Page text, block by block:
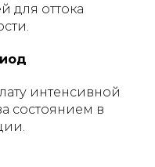
для оттока
интенсивной
состоянием в